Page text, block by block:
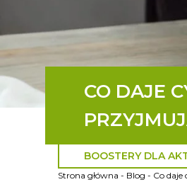
CO DAJE
BOOSTERY DLA
Strona główna - Blog - Co